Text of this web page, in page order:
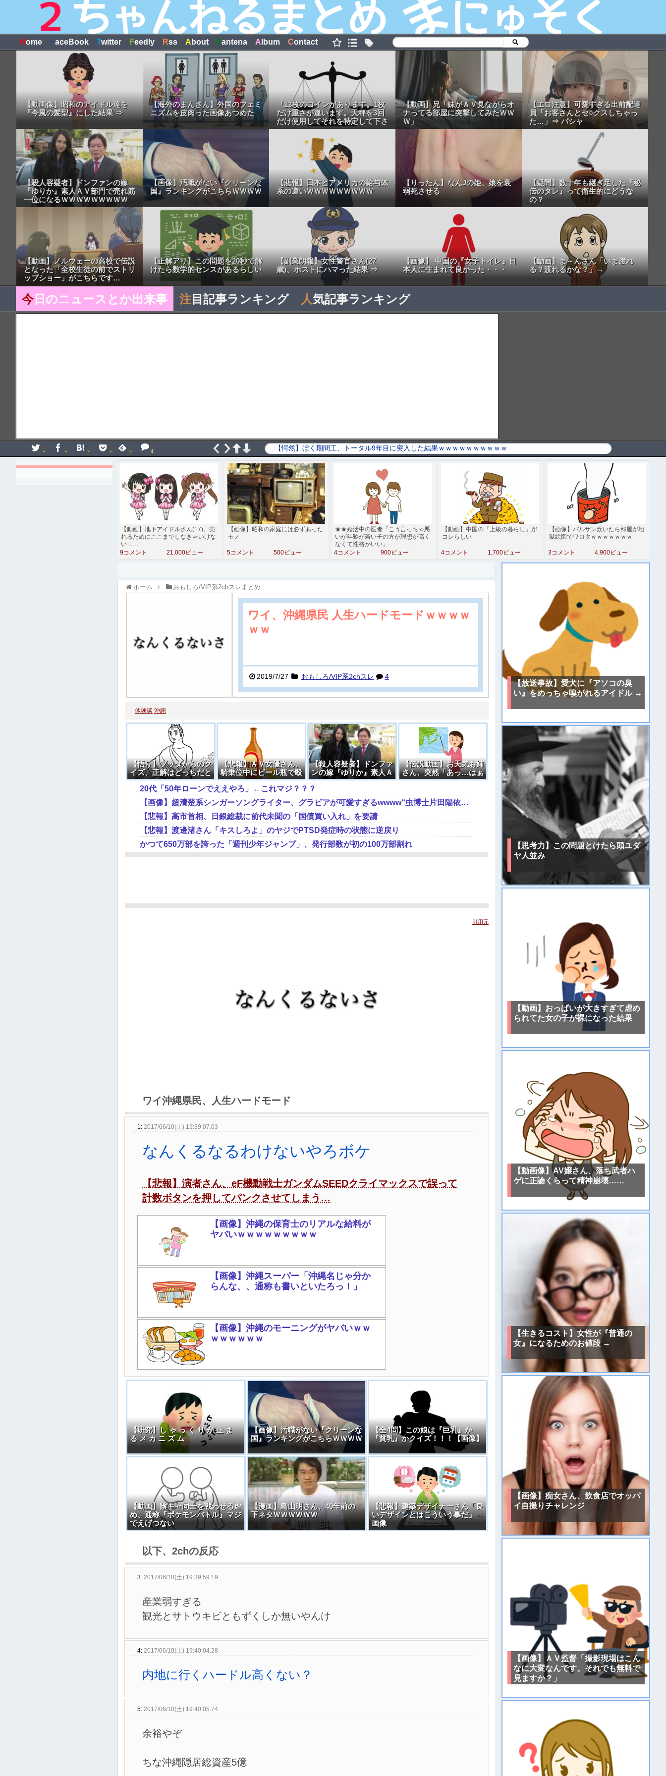
Home FaceBook Twitter Feedly Rss A bout Fantena A lbum Contact
【動画像】昭和のアイドル達を
『今風の髪型』にした結果 ⇒
【海外のまんさん】外国のフェミ
ニズムを皮肉った画像あつめた
『13枚のコインがあります。1枚
だけ重さが違います。天秤を3回
だけ使用してそれを特定して下さ
い。』
【動画】兄「妹がＡＶ見ながらオ
ナってる部屋に突撃してみたＷＷ
Ｗ」
【エロ注意】可愛すぎる出前配達
員「お客さんとセ○クスしちゃっ
た…」⇒ パシャ
【殺人容疑者】ドンファンの嫁
『ゆりか』素人ＡＶ部門で売れ筋
一位になるＷＷＷＷＷＷＷＷＷ
【画像】汚職がない『クリーンな
国』ランキングがこちらＷＷＷＷ
【悲報】日本とアメリカの給与体
系の違いＷＷＷＷＷＷＷＷＷ
【りったん】なんJの姫、娘を衰
弱死させる
【疑問】数十年も継ぎ足した『秘
伝のタレ』って衛生的にどうな
の？
【動画】ノルウェーの高校で伝説
となった「全校生徒の前でストリ
ップショー」がこちらです…
【正解アリ】この問題を20秒で解
けたら数学的センスがあるらしい
【副業朗報】女性警官さん(27
歳)、ホストにハマった結果 ⇒
【画像】 中国の『女子トイレ』日
本人に生まれて良かった・・・
【動画】ま～んさん「いま渡れ
る？渡れるかな？」→
今日のニュースとか出来事 注 目記事ランキング 人気記事ランキング
- - - - - 4
【動画】地下アイドルさん(17)、売
れるためにここまでしなきゃいけな
い……
9コメント
21,000ビュー
【画像】昭和の家庭には必ずあった
モノ
5コメント 500ビュー
★★婚活中の医者「こう言っちゃ悪
いが年齢が若い子の方が理想が高く
なくて性格がいい」
4コメント
900ビュー
【動画】中国の『上級の暮らし』が
コレらしい
4コメント 1,700ビュー
【画像】バルサン炊いたら部屋が地
獄絵図でワロタｗｗｗｗｗｗｗ
3コメント 4,900ビュー
ホーム おもしろ/VIP系2chスレまとめ
ワイ、沖縄県民 人生ハードモードｗｗｗｗ
ｗｗ
2019/7/27 おもしろ/VIP系2chスレ 4
体験談 沖縄
【悟り】ブッダからのク
イズ、正解はどっちだと
思う？
【悲報】ＡＶ女優さん、
騎乗位中にビール瓶で殴
られる →
【殺人容疑者】ドンファ
ンの嫁『ゆりか』素人Ａ
Ｖ部門で売れ筋一位にな
るＷＷＷＷＷＷＷＷＷ
【伝説動画】お天気お姉
さん、突然「あっ…はぁ
んっ//」と喘いでしまう
20代「50年ローンでええやろ」←これマジ？？？
【画像】超清楚系シンガーソングライター、グラビアが可愛すぎるwwww“虫博士片田陽依、「ヤンジャン」で圧倒的な透明感ビジュアルを披露！！
【悲報】高市首相、日銀総裁に前代未聞の「国債買い入れ」を要請
【悲報】渡邊渚さん「キスしろよ」のヤジでPTSD発症時の状態に逆戻り
かつて650万部を誇った「週刊少年ジャンプ」、発行部数が初の100万部割れ
引用元
ワイ沖縄県民、人生ハードモード
1: 2017/06/10(土) 19:39:07.03
なんくるなるわけないやろボケ
【悲報】演者さん、eF機動戦士ガンダムSEEDクライマックスで誤って
計数ボタンを押してパンクさせてしまう…
【画像】沖縄の保育士のリアルな給料が
ヤバいｗｗｗｗｗｗｗｗｗ
【画像】沖縄スーパー「沖縄名じゃ分か
らんな、、通称も書いといたろっ！」
【画像】沖縄のモーニングがヤバいｗｗ
ｗｗｗｗｗｗ
【研究】し ゃ っ く り が 止 ま
る メ カ ニ ズ ム
【画像】汚職がない『クリーンな
国』ランキングがこちらＷＷＷＷ
【全4問】この娘は『巨乳』か
『貧乳』かクイズ！！！【画像】
【動画】陰キャ同士を戦わせる虐
め、通称『ポケモンバトル』マジ
でえげつない
【漫画】鳥山明さん、40年前の
下ネタＷＷＷＷＷＷ
【悲報】建築デザイナーさん「良
いデザインとはこういう事だ」→
画像
以下、2chの反応
3: 2017/06/10(土) 19:39:59.19
産業弱すぎる
観光とサトウキビともずくしか無いやんけ
4: 2017/06/10(土) 19:40:04.28
内地に行くハードル高くない？
5: 2017/06/10(土) 19:40:05.74
余裕やぞ
ちな沖縄隠居総資産5億
【放送事故】愛犬に『アソコの臭
い』をめっちゃ嗅がれるアイドル →
【思考力】この問題とけたら頭ユダ
ヤ人並み
【動画】おっぱいが大きすぎて虐め
られてた女の子が裸になった結果
【動画像】AV嬢さん、落ち武者ハ
ゲに正論くらって精神崩壊……
【生きるコスト】女性が『普通の
女』になるためのお値段 →
【画像】痴女さん、飲食店でオッパ
イ自撮りチャレンジ
【画像】ＡＶ監督「撮影現場はこん
なに大変なんです。それでも無料で
見ますか？」